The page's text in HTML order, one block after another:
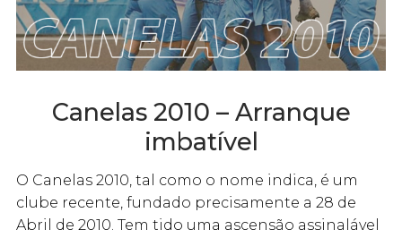
Canelas 2010 – Arranque
imbatível
O Canelas 2010, tal como o nome indica, é um
clube recente, fundado precisamente a 28 de
Abril de 2010. Tem tido uma ascensão assinalável